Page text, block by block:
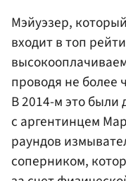
Мэйуэзер,
входит в топ
проводя не более
В 2014-м это были
с аргентинцем
раундов
соперником,